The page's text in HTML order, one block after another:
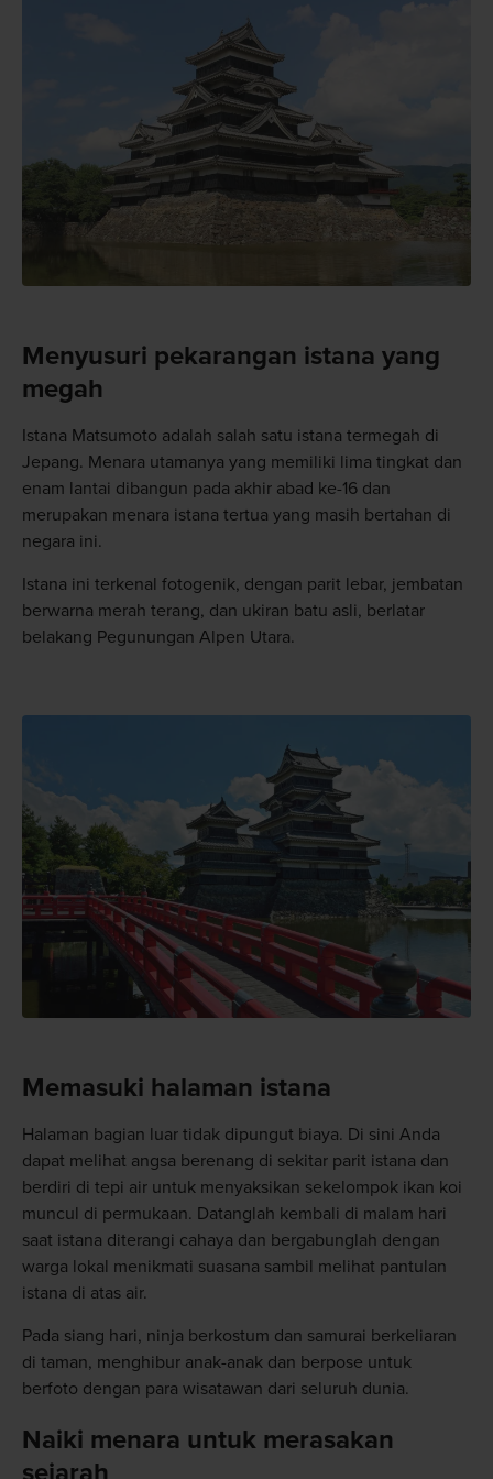
Menyusuri pekarangan istana yang
megah
Istana Matsumoto adalah salah satu istana termegah di
Jepang. Menara utamanya yang memiliki lima tingkat dan
enam lantai dibangun pada akhir abad ke-16 dan
merupakan menara istana tertua yang masih bertahan di
negara ini.
Istana ini terkenal fotogenik, dengan parit lebar, jembatan
berwarna merah terang, dan ukiran batu asli, berlatar
belakang Pegunungan Alpen Utara.
Memasuki halaman istana
Halaman bagian luar tidak dipungut biaya. Di sini Anda
dapat melihat angsa berenang di sekitar parit istana dan
berdiri di tepi air untuk menyaksikan sekelompok ikan koi
muncul di permukaan. Datanglah kembali di malam hari
saat istana diterangi cahaya dan bergabunglah dengan
warga lokal menikmati suasana sambil melihat pantulan
istana di atas air.
Pada siang hari, ninja berkostum dan samurai berkeliaran
di taman, menghibur anak-anak dan berpose untuk
berfoto dengan para wisatawan dari seluruh dunia.
Naiki menara untuk merasakan
sejarah